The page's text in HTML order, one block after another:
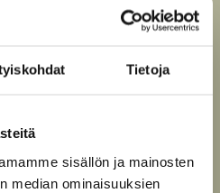
Tietoja
sisällön ja mainosten
median ominaisuuksien